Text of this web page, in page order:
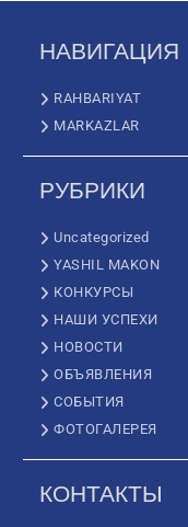
НАВИГАЦИЯ
RAHBARIYAT
MARKAZLAR
РУБРИКИ
Uncategorized
YASHIL MAKON
КОНКУРСЫ
НАШИ УСПЕХИ
НОВОСТИ
ОБЪЯВЛЕНИЯ
СОБЫТИЯ
ФОТОГАЛЕРЕЯ
КОНТАКТЫ